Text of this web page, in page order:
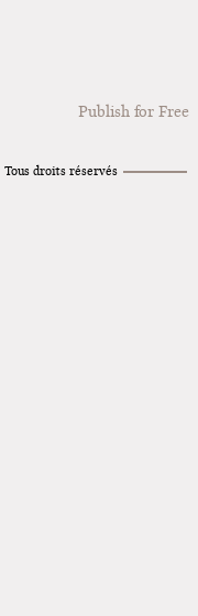
Publish for Free
Tous droits réservés